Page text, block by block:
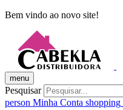
Bem vindo ao novo site!
menu
Pesquisar
person Minha Conta